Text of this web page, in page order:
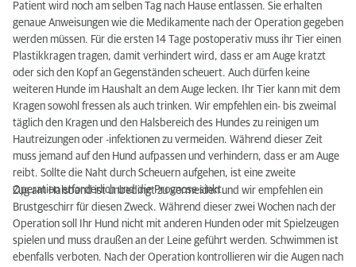
Patient wird noch am selben Tag nach Hause entlassen. Sie erhalten
genaue Anweisungen wie die Medikamente nach der Operation gegeben
werden müssen. Für die ersten 14 Tage postoperativ muss ihr Tier einen
Plastikkragen tragen, damit verhindert wird, dass er am Auge kratzt
oder sich den Kopf an Gegenständen scheuert. Auch dürfen keine
weiteren Hunde im Haushalt an dem Auge lecken. Ihr Tier kann mit dem
Kragen sowohl fressen als auch trinken. Wir empfehlen ein- bis zweimal
täglich den Kragen und den Halsbereich des Hundes zu reinigen um
Hautreizungen oder -infektionen zu vermeiden. Während dieser Zeit
muss jemand auf den Hund aufpassen und verhindern, dass er am Auge
reibt. Sollte die Naht durch Scheuern aufgehen, ist eine zweite
Operation erforderlich und die Prognose sinkt.
Zug am Halsband ist unbedingt zu vermeiden und wir empfehlen ein
Brustgeschirr für diesen Zweck. Während dieser zwei Wochen nach der
Operation soll Ihr Hund nicht mit anderen Hunden oder mit Spielzeugen
spielen und muss draußen an der Leine geführt werden. Schwimmen ist
ebenfalls verboten. Nach der Operation kontrollieren wir die Augen nach